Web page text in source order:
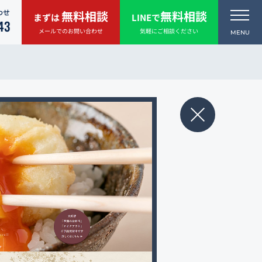
せ まずは無料相談
メールでのお問い合わせ
LINEで無料相談
気軽にご相談ください